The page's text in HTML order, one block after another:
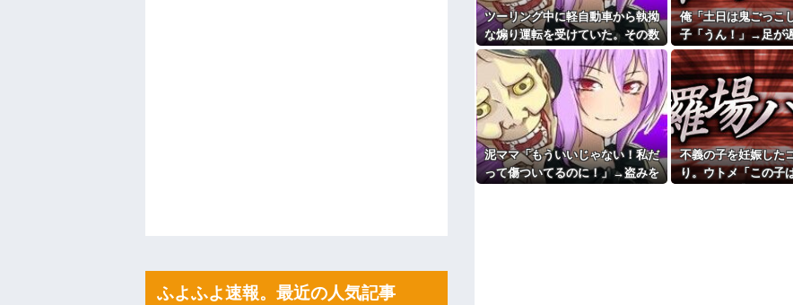
Aさんの家に子連れで集まって遊ばせてたときに、ゲーム機が壊れた。親は
嫁が頻繁に転職するせいで俺が職場で恥をかいてる理由がこれ・・・
【悲報】 マイナ保険証のクソぶり、バレるｗｗｗｗｗｗｗｗｗ
ハードオフに売っていた4万4000円のフィギュアがヤバすぎるｗｗｗｗｗｗ
私「ちょっと、人の家の金庫触らないでよ！」キチママ『そこに金庫があっ
たから、開けてみようとしただけ☆』義兄「泥は出てけ！二度と来るな！」結
私「初めて飲む味だけどなんのお茶？」彼「ちっ！」私「」
wwwwwwwwwwww
私が入院しているとき、義兄
るの？うちでは引き取れないわ
どいつもこいつも、ちゅー
とき、手足の指を噛みますが何
Ａちゃんママは遊園地や水族
んちだけ。私の母「可哀想。
い」→Ａママに烈火の如くキレ
こども園から孫が怪我した迎
上に石を落としたそうな
【悲報】『自認レイブンク
主な税金の成り立ちを調べて
ツーリング中に軽自動車から執拗
な煽り運転を受けていた。その数
分後、思わぬ結末を目撃すること
になり…
俺「土日は鬼ごっこ
子「うん！」→足が
と本気で遊び続け
泥ママ「もういいじゃない！私だ
って傷ついてるのに！」→盗みを
不義の子を妊娠した
り。ウトメ「この子
ふよふよ速報。最近の人気記事